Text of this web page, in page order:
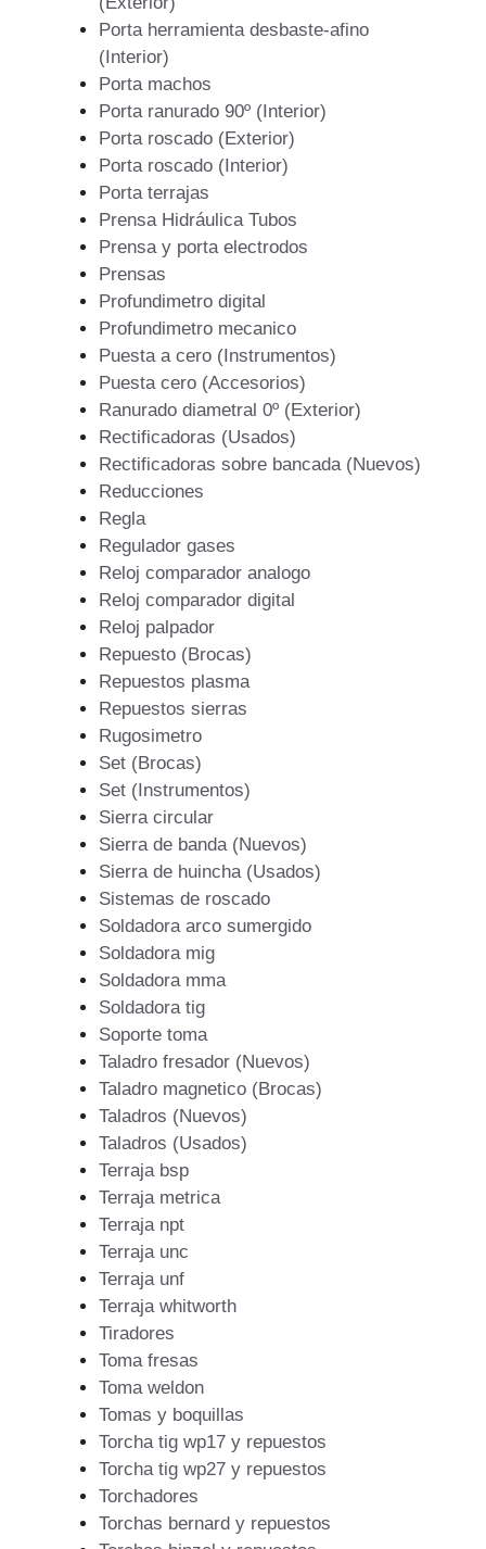
Porta herramienta desbaste-afino
(Interior)
Porta machos
Porta ranurado 90º (Interior)
Porta roscado (Exterior)
Porta roscado (Interior)
Porta terrajas
Prensa Hidráulica Tubos
Prensa y porta electrodos
Prensas
Profundimetro digital
Profundimetro mecanico
Puesta a cero (Instrumentos)
Puesta cero (Accesorios)
Ranurado diametral 0º (Exterior)
Rectificadoras (Usados)
Rectificadoras sobre bancada (Nuevos)
Reducciones
Regla
Regulador gases
Reloj comparador analogo
Reloj comparador digital
Reloj palpador
Repuesto (Brocas)
Repuestos plasma
Repuestos sierras
Rugosimetro
Set (Brocas)
Set (Instrumentos)
Sierra circular
Sierra de banda (Nuevos)
Sierra de huincha (Usados)
Sistemas de roscado
Soldadora arco sumergido
Soldadora mig
Soldadora mma
Soldadora tig
Soporte toma
Taladro fresador (Nuevos)
Taladro magnetico (Brocas)
Taladros (Nuevos)
Taladros (Usados)
Terraja bsp
Terraja metrica
Terraja npt
Terraja unc
Terraja unf
Terraja whitworth
Tiradores
Toma fresas
Toma weldon
Tomas y boquillas
Torcha tig wp17 y repuestos
Torcha tig wp27 y repuestos
Torchadores
Torchas bernard y repuestos